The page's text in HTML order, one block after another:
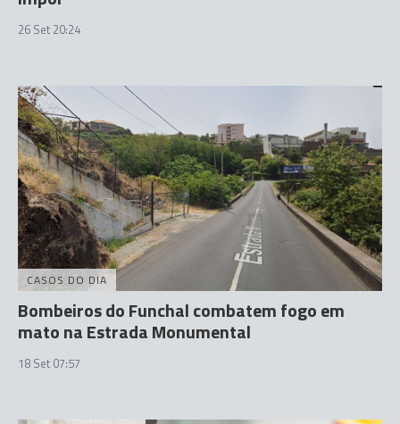
26 Set 20:24
CASOS DO DIA
Bombeiros do Funchal combatem fogo em
mato na Estrada Monumental
18 Set 07:57